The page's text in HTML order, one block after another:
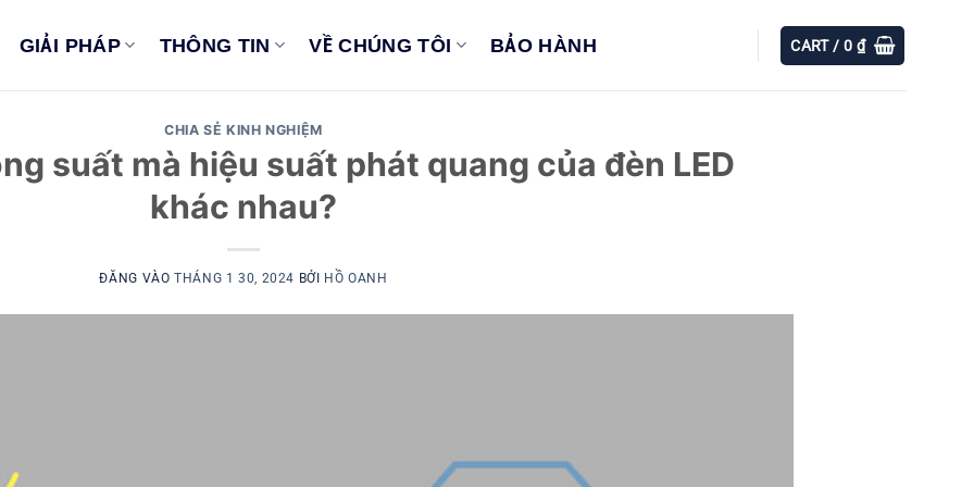
GIẢI PHÁP THÔNG TIN VỀ CHÚNG TÔI BẢO HÀNH CART /0 ₫
CHIA SẺ KINH NGHIỆM
suất mà hiệu suất phát quang của đèn LED
khác nhau?
ĐĂNG VÀOTHÁNG 1 30, 2024 BỞI HỒ OANH